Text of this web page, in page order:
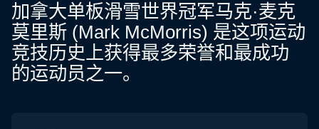
加拿大单板滑雪世界冠军马克·麦克
莫里斯 (Mark McMorris) 是这项运动
竞技历史上获得最多荣誉和最成功
的运动员之一。